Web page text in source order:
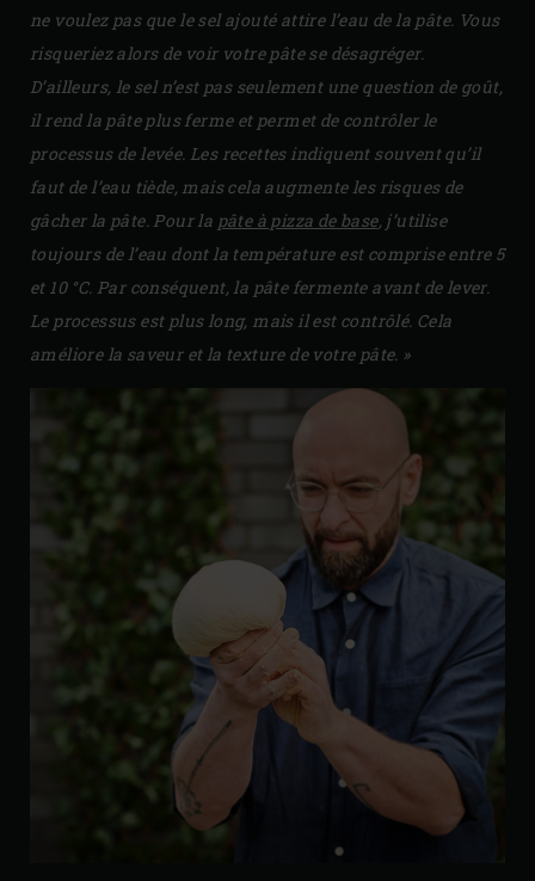
ne voulez pas que le sel ajouté attire l’eau de la pâte. Vous
risqueriez alors de voir votre pâte se désagréger.
D’ailleurs, le sel n’est pas seulement une question de goût,
il rend la pâte plus ferme et permet de contrôler le
processus de levée. Les recettes indiquent souvent qu’il
faut de l’eau tiède, mais cela augmente les risques de
gâcher la pâte. Pour la pâte à pizza de base, j’utilise
toujours de l’eau dont la température est comprise entre 5
et 10 °C. Par conséquent, la pâte fermente avant de lever.
Le processus est plus long, mais il est contrôlé. Cela
améliore la saveur et la texture de votre pâte. »